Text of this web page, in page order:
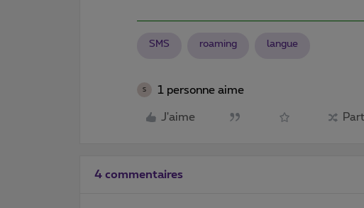
SMS roaming langue
S 1 personne aime
J'aime
4 commentaires